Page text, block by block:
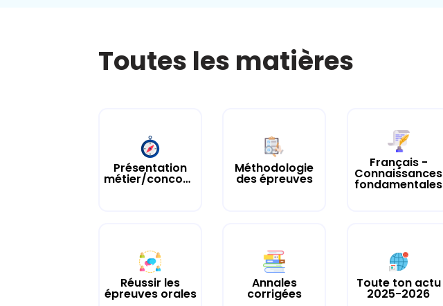
Toutes les matières
Présentation
métier/concours
Méthodologie
des épreuves
Français -
Connaissances
fondamentales
Réussir les
épreuves orales
Annales
corrigées
Toute ton actu
2025-2026